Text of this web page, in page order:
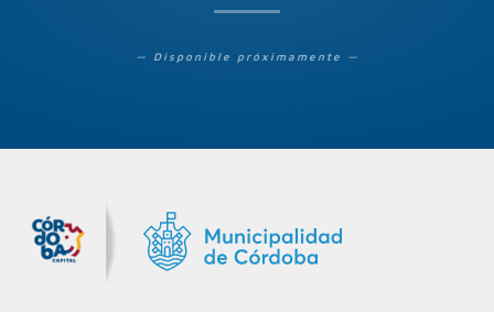
— Disponible próximamente —